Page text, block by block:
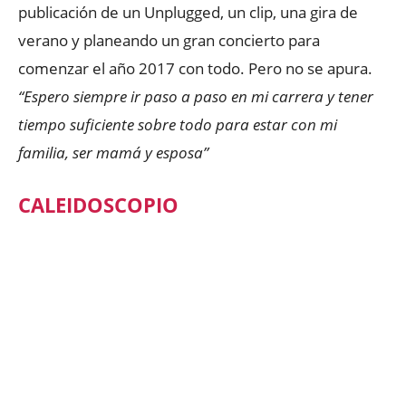
publicación de un Unplugged, un clip, una gira de
verano y planeando un gran concierto para
comenzar el año 2017 con todo. Pero no se apura.
“Espero siempre ir paso a paso en mi carrera y tener
tiempo suficiente sobre todo para estar con mi
familia, ser mamá y esposa”
CALEIDOSCOPIO